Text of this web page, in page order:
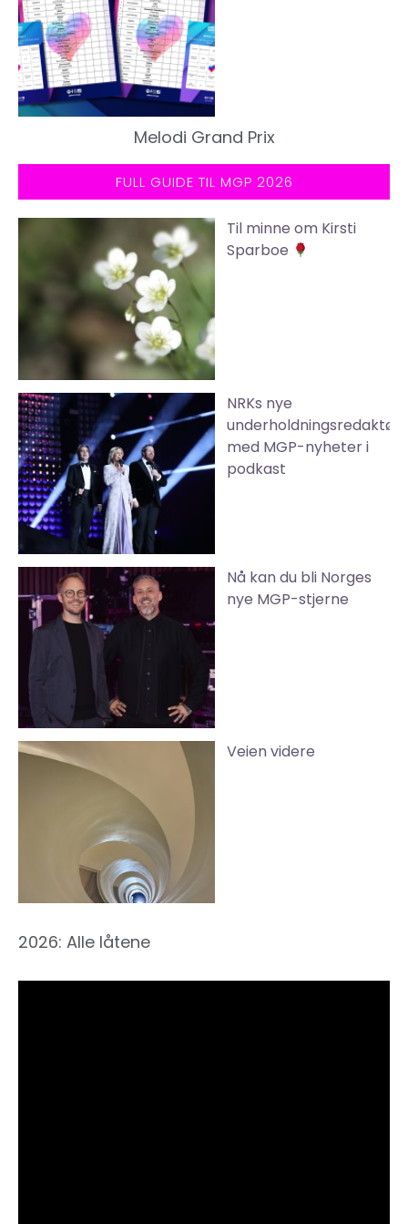
Melodi Grand Prix
FULL GUIDE TIL MGP 2026
Til minne om Kirsti
Sparboe
NRKs nye
underholdningsredaktør
med MGP-nyheter i
podkast
Nå kan du bli Norges
nye MGP-stjerne
Veien videre
2026: Alle låtene